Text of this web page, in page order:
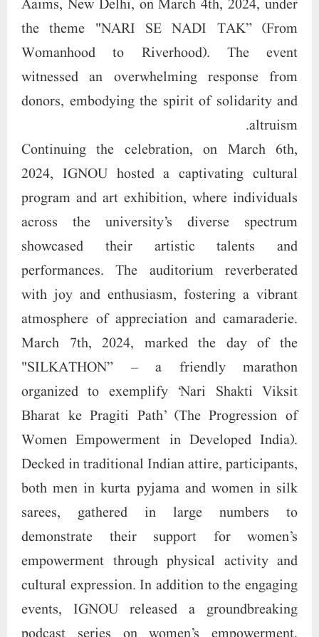
program and art exhibition, where individuals
across the university’s diverse spectrum
showcased their artistic talents and
performances. The auditorium reverberated
with joy and enthusiasm, fostering a vibrant
atmosphere of appreciation and camaraderie.
March 7th, 2024, marked the day of the
"SILKATHON” – a friendly marathon
organized to exemplify ‘Nari Shakti Viksit
Bharat ke Pragiti Path’ (The Progression of
Women Empowerment in Developed India).
Decked in traditional Indian attire, participants,
both men in kurta pyjama and women in silk
sarees, gathered in large numbers to
demonstrate their support for women’s
empowerment through physical activity and
cultural expression. In addition to the engaging
events, IGNOU released a groundbreaking
podcast series on women’s empowerment,
featuring episodes by renowned speakers from
around the globe. Furthermore, the university
unveiled a handbook on Prevention of Sexual
Harassment at the Workplace, available in both
Audiobook and E-book formats in various
regional languages, reaffirming its
commitment to creating safe and inclusive